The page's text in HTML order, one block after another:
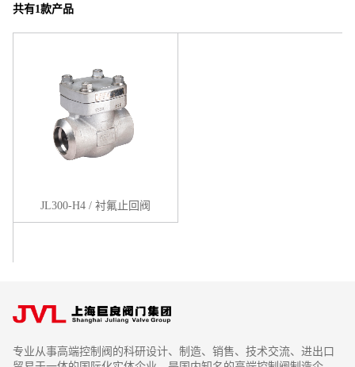
共有1款产品
JL300-H4 / 衬氟止回阀
专业从事高端控制阀的科研设计、制造、销售、技术交流、进出口